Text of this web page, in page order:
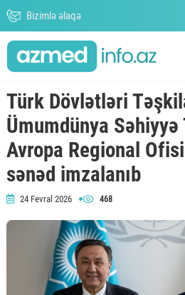
Bizimlə əlaqə
Türk Dövlətləri
Ümumdünya Səhiyyə
Avropa Regional
sənəd imzalanıb
24 Fevral 2026 468